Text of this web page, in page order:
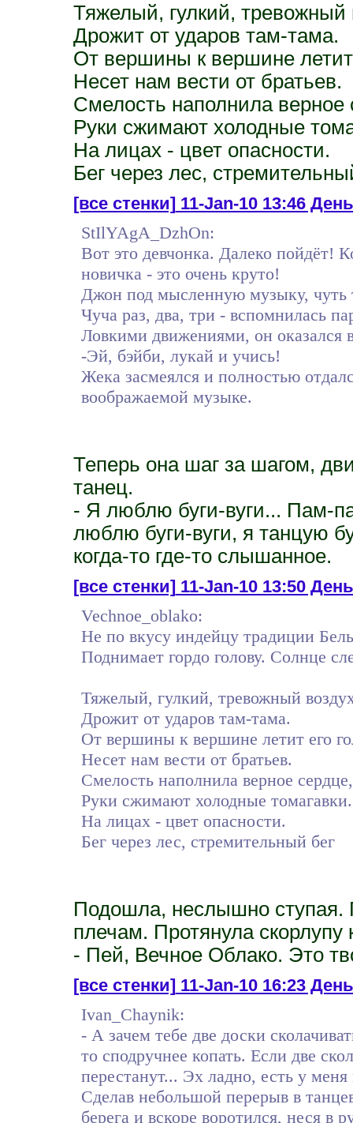
Тяжелый, гулкий, тревожный
Дрожит от ударов там-тама.
От вершины к вершине летит
Несет нам вести от братьев.
Смелость наполнила верное
Руки сжимают холодные
На лицах - цвет опасности.
Бег через лес,
[все стенки]11-Jan-10 13:46
StIlYAgA_DzhOn:
Вот это девчонка. Далеко пойдёт!
новичка - это очень круто!
Джон под мысленную музыку, чуть
Чуча раз, два, три - вспомнилась
Ловкими движениями, он оказался
-Эй, бэйби, лукай и учись!
Жека засмеялся и полностью
воображаемой музыке.
Теперь она шаг за шагом,
танец.
- Я люблю буги-вуги... Пам-
люблю буги-вуги, я танцую
когда-то где-то слышанное.
[все стенки]11-Jan-10 13:50
Vechnoe_oblako:
Не по вкусу индейцу традиции
Поднимает гордо голову. Солнце
Тяжелый, гулкий, тревожный
Дрожит от ударов там-тама.
От вершины к вершине летит его
Несет нам вести от братьев.
Смелость наполнила верное сердце,
Руки сжимают холодные томагавки.
На лицах - цвет опасности.
Бег через лес, стремительный бег
Подошла, неслышно ступая.
плечам. Протянула скорлупу
- Пей, Вечное Облако. Это
[все стенки]11-Jan-10 16:23
Ivan_Chaynik:
- А зачем тебе две доски
то сподручнее копать. Если две
перестанут... Эх ладно, есть у
Сделав небольшой перерыв в
берега и вскоре воротился, неся в